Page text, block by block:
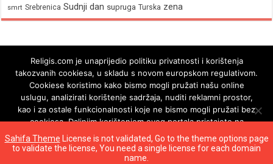
smrt Srebrenica Sudnji dan supruga Turska zena
© Copyright 2026, All Rights Reserved
Sahifa Theme License is not validated, Go to the theme options page
to validate the license, You need a single license for each domain
name.
Religis.com je unaprijedio politiku privatnosti i korištenja
takozvanih cookiesa, u skladu s novom europskom regulativom.
Cookiese koristimo kako bismo mogli pružati našu online
uslugu, analizirati korištenje sadržaja, nuditi reklamni prostor,
kao i za ostale funkcionalnosti koje ne bismo mogli pružati bez
cookiesa. Daljnjim korištenjem ovog portala pristajete na
korištenje cookiesa.
Ok